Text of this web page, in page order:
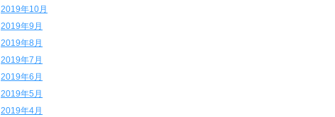
2019年10月
2019年9月
2019年8月
2019年7月
2019年6月
2019年5月
2019年4月